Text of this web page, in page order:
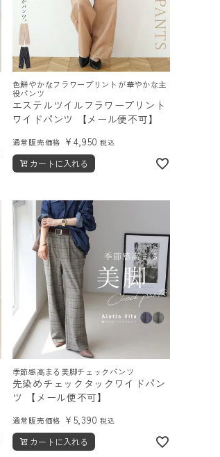
色鮮やかなフラワープリントが華やかな主
役パンツ
エステルツイルフラワープリント
ワイドパンツ 【メール便不可】
通常販売価格 ¥ 4,950 税込
カートに入れる
季節感高まる美脚チェックパンツ
先染めチェックタックワイドパン
ツ 【メール便不可】
通常販売価格 ¥ 5,390 税込
カートに入れる